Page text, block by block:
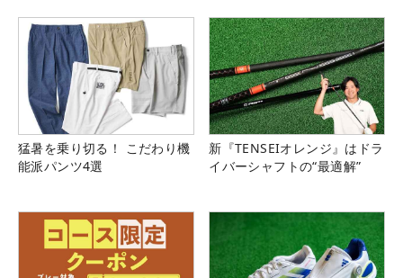
猛暑を乗り切る！ こだわり機
能派パンツ4選
新『TENSEIオレンジ』はドラ
イバーシャフトの“最適解”